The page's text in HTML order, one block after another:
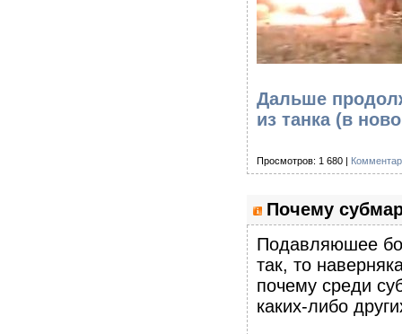
Дальше
из танка (в
Просмотров: 1 680 |
Почему
Подавляюшее
так, то
почему среди
каких-либо